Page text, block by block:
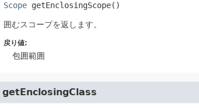
Scope getEnclosingScope()
囲むスコープを返します。
戻り値:
包囲範囲
getEnclosingClass